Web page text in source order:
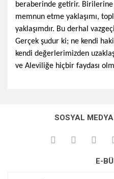
beraberinde getirir.
memnun etme yaklaşımı,
yaklaşımdır. Bu derhal
Gerçek şudur ki; ne kendi
kendi değerlerimizden
ve Aleviliğe hiçbir faydası
kullanarak tarafımıza
Görüş ve önerileriniz için
Ürün açıklamasında eksik
SOSYAL
E-